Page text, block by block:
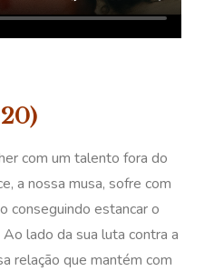
com um talento fora do
a nossa musa, sofre com
conseguindo estancar o
lado da sua luta contra a
relação que mantém com